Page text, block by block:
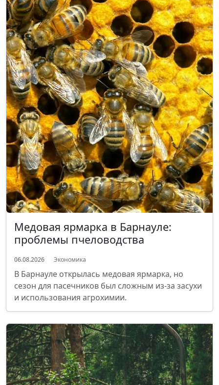
Медовая ярмарка в Барнауле:
проблемы пчеловодства
06.08.2026 Экономика
В Барнауле открылась медовая ярмарка, но
сезон для пасечников был сложным из-за засухи
и использования агрохимии.